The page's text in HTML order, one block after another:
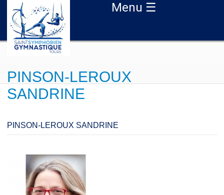
Aller au contenu principal Menu ☰
PINSON-LEROUX
SANDRINE
PINSON-LEROUX SANDRINE